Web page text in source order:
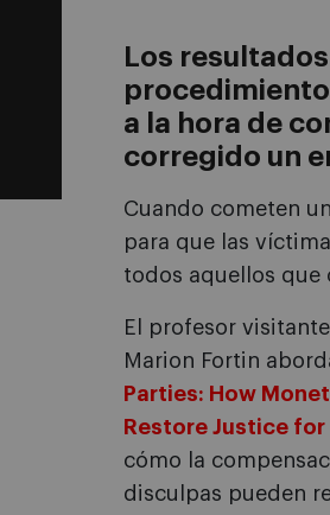
Los
a la hora de
corregido un
Cuando cometen
para que las
todos aquellos que
El profesor visitante
Marion Fortin
Parties: How
Restore Justice
cómo la
disculpas pueden